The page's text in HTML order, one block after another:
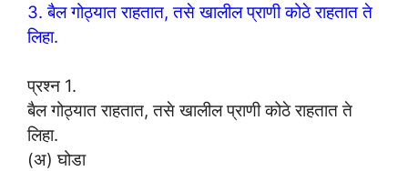
3. बैल गोठ्यात राहतात, तसे खालील प्राणी कोठे राहतात ते
लिहा.
प्रश्न 1.
बैल गोठ्यात राहतात, तसे खालील प्राणी कोठे राहतात ते
लिहा.
(अ) घोडा